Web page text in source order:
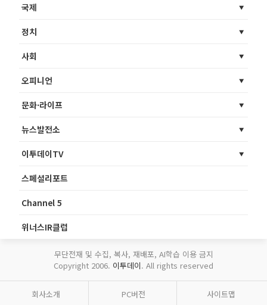
국제
정치
사회
오피니언
문화·라이프
뉴스발전소
이투데이TV
스페셜리포트
Channel 5
위너스IR클럽
무단전재 및 수집, 복사, 재배포, AI학습 이용 금지
Copyright 2006. 이투데이. All rights reserved
회사소개 PC버전 사이트맵